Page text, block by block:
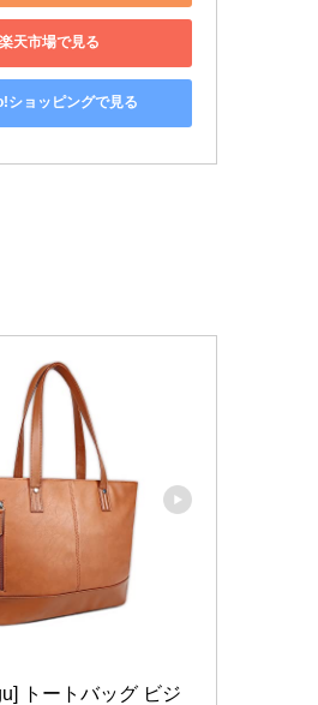
楽天市場で見る
ショッピングで見る
トートバッグ ビジ